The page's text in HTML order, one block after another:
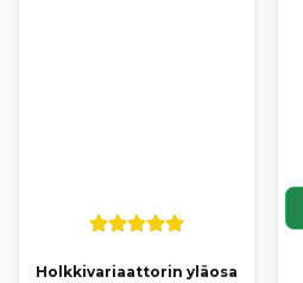
Holkkivariaattorin yläosa